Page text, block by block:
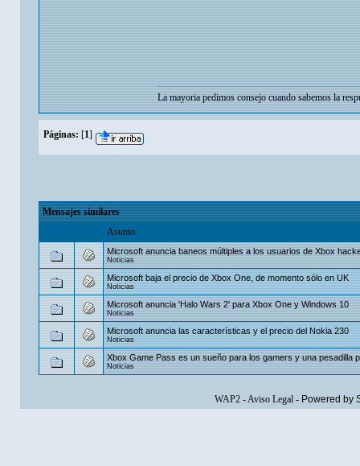
La mayoria pedimos consejo cuando sabemos la
Páginas: [1]
Mensajes similares
Asunto
Microsoft anuncia baneos múltiples a los usuarios de Xbox
Noticias
Microsoft baja el precio de Xbox One, de momento sólo en UK
Noticias
Microsoft anuncia 'Halo Wars 2' para Xbox One y Windows 10
Noticias
Microsoft anuncia las características y el precio del Nokia 230
Noticias
Xbox Game Pass es un sueño para los gamers y una pesadilla
Noticias
WAP2-Aviso Legal- Powered by